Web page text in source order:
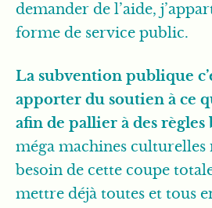
demander de l’aide,
forme de service public.
La subvention publique
apporter du soutien à ce
afin de pallier à des règles
méga machines culturelles
besoin de cette coupe
mettre déjà toutes et tous